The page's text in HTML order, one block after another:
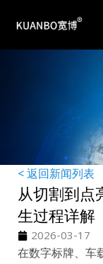
< 返回新闻列表
从切割到点
生过程详解
2026-03-17
在数字标牌、车